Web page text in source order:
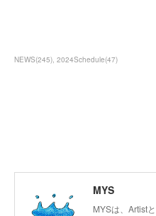
NEWS(245) 2024Schedule(47)
MYS
MYSは、Artist